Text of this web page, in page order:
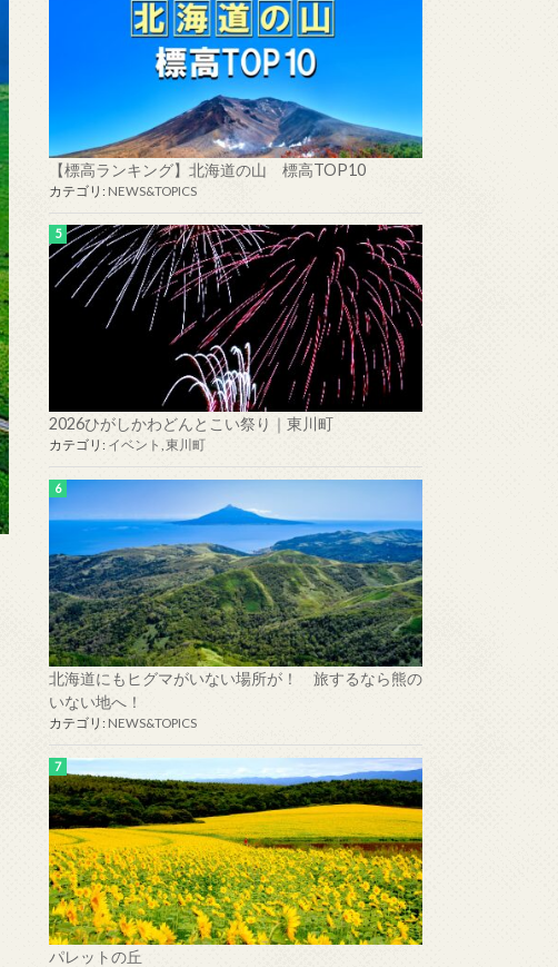
美岬ラインから能取岬、知床連山眺望
【標高ランキング】北海道の山 標高TOP10
カテゴリ: NEWS&TOPICS
2026ひがしかわどんとこい祭り｜東川町
カテゴリ: イベント 東川町
北海道にもヒグマがいない場所が！ 旅するなら熊の
いない地へ！
カテゴリ: NEWS&TOPICS
パレットの丘